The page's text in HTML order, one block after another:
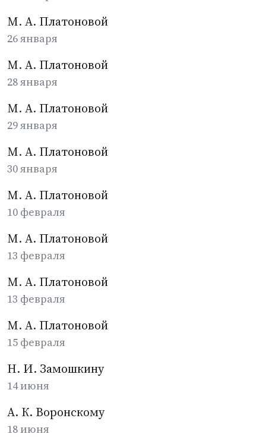
М. А. Платоновой
26 января
М. А. Платоновой
28 января
М. А. Платоновой
29 января
М. А. Платоновой
30 января
М. А. Платоновой
10 февраля
М. А. Платоновой
13 февраля
М. А. Платоновой
13 февраля
М. А. Платоновой
15 февраля
Н. И. Замошкину
14 июня
А. К. Воронскому
18 июня